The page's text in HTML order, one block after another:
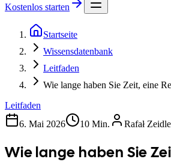
Kostenlos starten
Startseite
Wissensdatenbank
Leitfaden
Wie lange haben Sie Zeit, eine
Leitfaden
6. Mai 2026
10 Min. Rafał
Wie lange haben Sie